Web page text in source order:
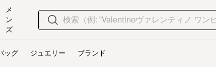
メ
ン
ズ
ッグ ジュエリー ブランド